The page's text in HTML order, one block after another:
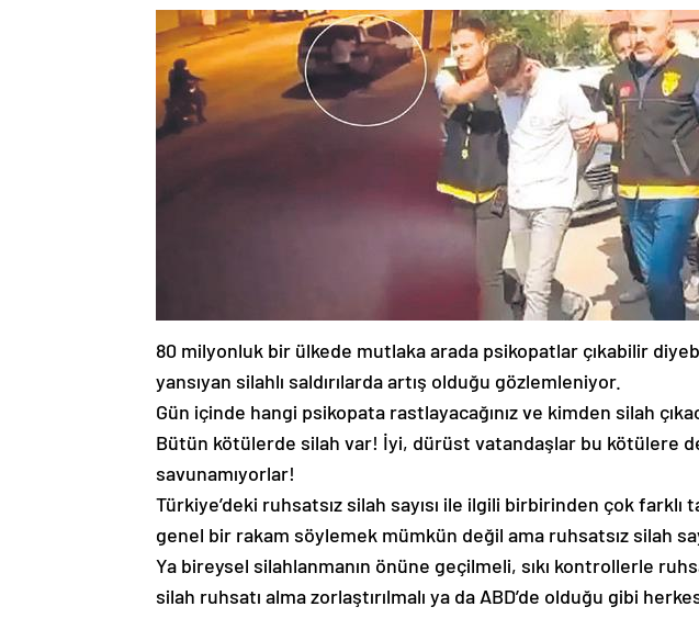
80 milyonluk bir ülkede mutlaka arada psikopatlar çıkabilir
yansıyan silahlı saldırılarda artış olduğu gözlemleniyor.
Gün içinde hangi psikopata rastlayacağınız ve kimden silah
Bütün kötülerde silah var! İyi, dürüst vatandaşlar bu kötülere
savunamıyorlar!
Türkiye’deki ruhsatsız silah sayısı ile ilgili birbirinden çok
genel bir rakam söylemek mümkün değil ama ruhsatsız silah
Ya bireysel silahlanmanın önüne geçilmeli, sıkı kontrollerle
silah ruhsatı alma zorlaştırılmalı ya da ABD’de olduğu gibi